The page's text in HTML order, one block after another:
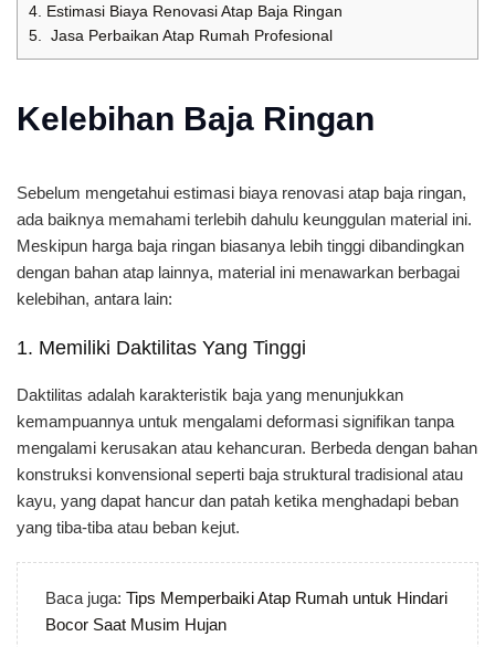
4. Estimasi Biaya Renovasi Atap Baja Ringan
5.
Jasa Perbaikan Atap Rumah Profesional
Kelebihan Baja Ringan
Sebelum mengetahui estimasi biaya renovasi atap baja ringan,
ada baiknya memahami terlebih dahulu keunggulan material ini.
Meskipun harga baja ringan biasanya lebih tinggi dibandingkan
dengan bahan atap lainnya, material ini menawarkan berbagai
kelebihan, antara lain:
1. Memiliki Daktilitas Yang Tinggi
Daktilitas adalah karakteristik baja yang menunjukkan
kemampuannya untuk mengalami deformasi signifikan tanpa
mengalami kerusakan atau kehancuran. Berbeda dengan bahan
konstruksi konvensional seperti baja struktural tradisional atau
kayu, yang dapat hancur dan patah ketika menghadapi beban
yang tiba-tiba atau beban kejut.
Baca juga: Tips Memperbaiki Atap Rumah untuk Hindari
Bocor Saat Musim Hujan